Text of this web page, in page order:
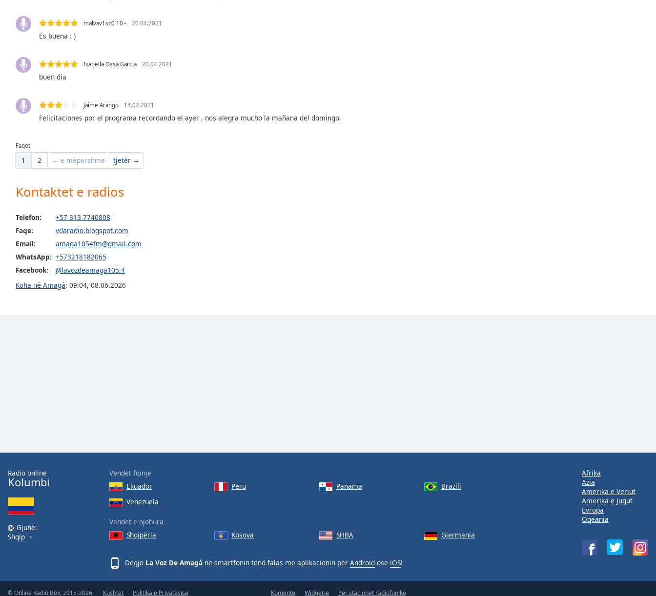
Style
Family
Close
dialog
malvav1sc0 10 - 20.04.2021
Es buena : )
Isabella Ossa Garcia 20.04.2021
buen dia
Jaime Arango 14.02.2021
Felicitaciones por el programa recordando el ayer , nos alegra mucho la mañana del domingo.
Faqet:
1 2 ← e mëparshme tjetër →
Kontaktet e radios
Telefon:
+57 313 7740808
Faqe:
vdaradio.blogspot.com
Email:
amaga1054fm@gmail.com
WhatsApp: +573218182065
Facebook:
@lavozdeamaga105.4
Koha në Amagá: 09:04, 08.06.2026
Radio online
Kolumbi
Gjuhë:
Shqip
Vendet fqinje
Ekuador
Peru Panama
Brazili
Venezuela
Vendet e njohura
Shqipëria
Kosova SHBA Gjermania
Dëgjo La Voz De Amagá në smartfonin tënd falas me aplikacionin për Android ose iOS!
Afrika
Azia
Amerika e Veriut
Amerika e Jugut
Evropa
Oqeania
© Online Radio Box, 2015-2026. Kushtet Politika e Privatësisë Komente Widget-e Për stacionet radiofonike